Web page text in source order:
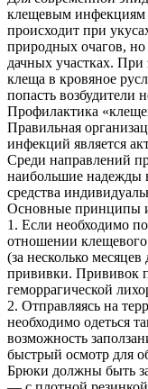
клещевым инфекциям
происходит при
природных очагов, но
дачных участках.
клеща в кровяное
попасть возбудители
Профилактика
Правильная
инфекций является
Среди направлений
наибольшие надежды
средства
Основные принципы
1. Если необходимо
отношении
(за несколько
прививки. Прививок
геморрагической
2. Отправляясь на
необходимо одеться
возможность
быстрый осмотр для
Брюки должны быть